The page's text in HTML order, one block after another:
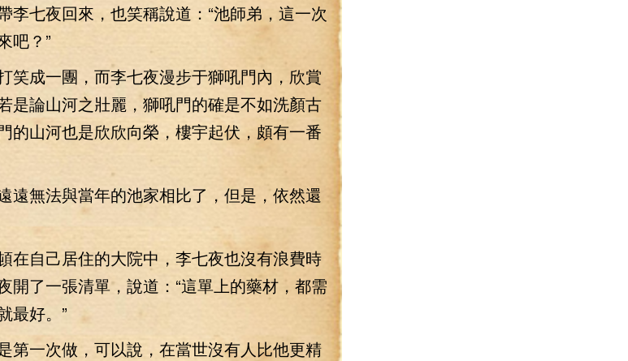
七夜回來，也笑稱說道：“池師弟，這一次
吧？”
成一團，而李七夜漫步于獅吼門內，欣賞
是論山河之壯麗，獅吼門的確是不如洗顏古
的山河也是欣欣向榮，樓宇起伏，頗有一番
無法與當年的池家相比了，但是，依然還
自己居住的大院中，李七夜也沒有浪費時
開了一張清單，說道：“這單上的藥材，都需
最好。”
一次做，可以說，在當世沒有人比他更精